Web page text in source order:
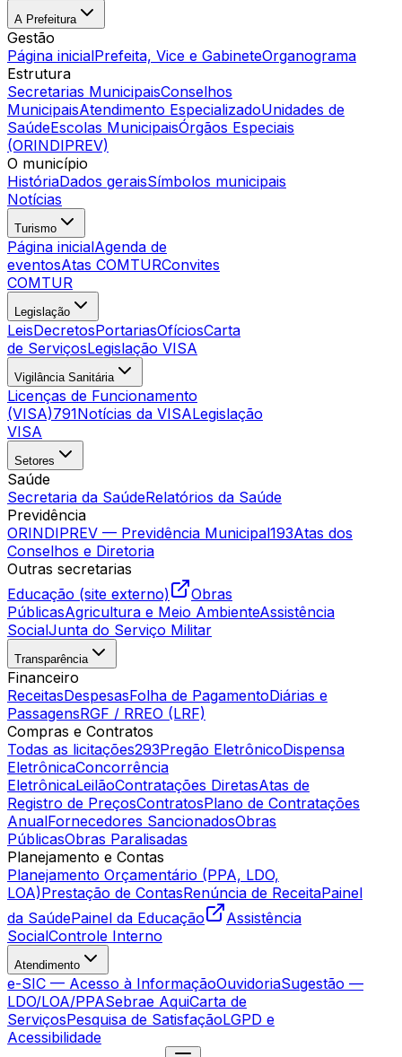
A Prefeitura
Gestão
Página inicialPrefeita, Vice e GabineteOrganograma
Estrutura
Secretarias MunicipaisConselhos
MunicipaisAtendimento EspecializadoUnidades de
SaúdeEscolas MunicipaisÓrgãos Especiais
(ORINDIPREV)
O município
HistóriaDados geraisSímbolos municipais
Notícias
Turismo
Página inicialAgenda de
eventosAtas COMTURConvites
COMTUR
Legislação
LeisDecretosPortariasOfíciosCarta
de ServiçosLegislação VISA
Vigilância Sanitária
Licenças de Funcionamento
(VISA)791Notícias da VISALegislação
VISA
Setores
Saúde
Secretaria da SaúdeRelatórios da Saúde
Previdência
ORINDIPREV — Previdência Municipal193Atas dos
Conselhos e Diretoria
Outras secretarias
Educação (site externo)
Obras
PúblicasAgricultura e Meio AmbienteAssistência
SocialJunta do Serviço Militar
Transparência
Financeiro
ReceitasDespesasFolha de PagamentoDiárias e
PassagensRGF / RREO (LRF)
Compras e Contratos
Todas as licitações293Pregão EletrônicoDispensa
EletrônicaConcorrência
EletrônicaLeilãoContratações DiretasAtas de
Registro de PreçosContratosPlano de Contratações
AnualFornecedores SancionadosObras
PúblicasObras Paralisadas
Planejamento e Contas
Planejamento Orçamentário (PPA, LDO,
LOA)Prestação de ContasRenúncia de ReceitaPainel
da SaúdePainel da Educação
Assistência
SocialControle Interno
Atendimento
e-SIC — Acesso à InformaçãoOuvidoriaSugestão —
LDO/LOA/PPASebrae AquiCarta de
ServiçosPesquisa de SatisfaçãoLGPD e
Acessibilidade